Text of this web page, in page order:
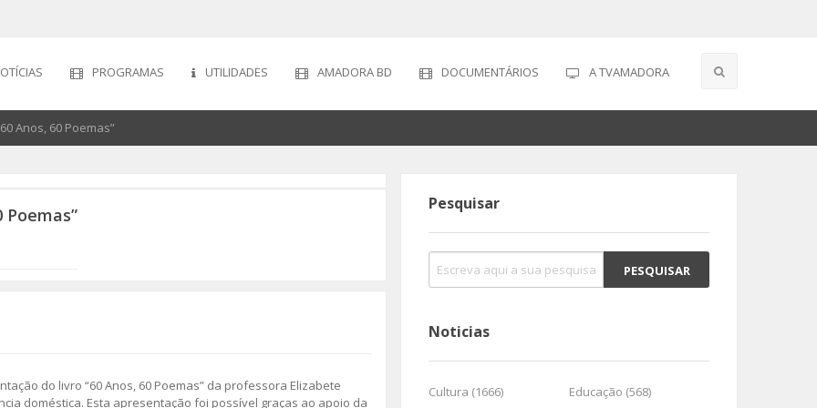
PROGRAMAS UTILIDADES AMADORA BD DOCUMENTÁRIOS A TVAMADORA
Anos, 60 Poemas”
do livro “60 Anos, 60 Poemas” da professora Elizabete
doméstica. Esta apresentação foi possível graças ao apoio da
Pesquisar
Noticias
Cultura (1666)
Educação (568)